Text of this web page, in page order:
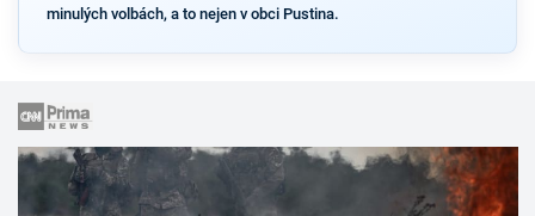
minulých volbách, a to nejen v obci Pustina.